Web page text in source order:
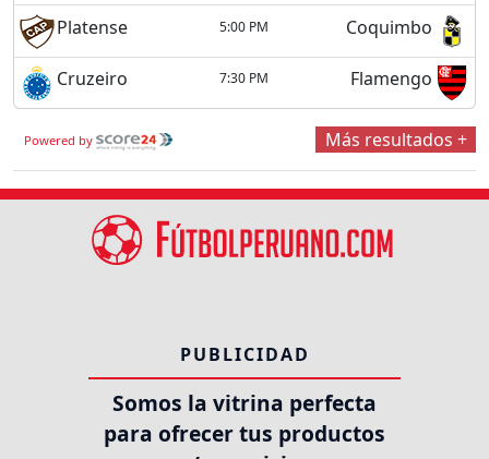
Platense 5:00 PM Coquimbo
Cruzeiro 7:30 PM Flamengo
Powered by Más resultados +
PUBLICIDAD
Somos la vitrina perfecta
para ofrecer tus productos